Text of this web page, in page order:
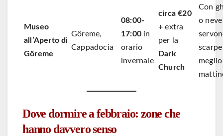
Museo
all’Aperto di
Göreme
Göreme,
Cappadocia
08:00-
17:00 in
orario
invernale
circa €20
+ extra
per la
Dark
Church
Con
o neve
Dove dormire a febbraio: zone che
hanno davvero senso